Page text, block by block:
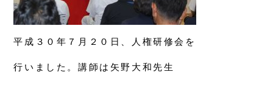
平成３０年７月２０日、人権研修会を
行いました。講師は矢野大和先生